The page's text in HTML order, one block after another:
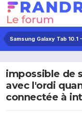
impossible de
avec l'ordi
connectée à